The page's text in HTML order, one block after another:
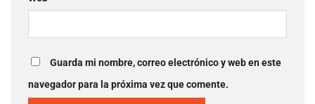
Guarda mi nombre, correo electrónico y web en este
navegador para la próxima vez que comente.